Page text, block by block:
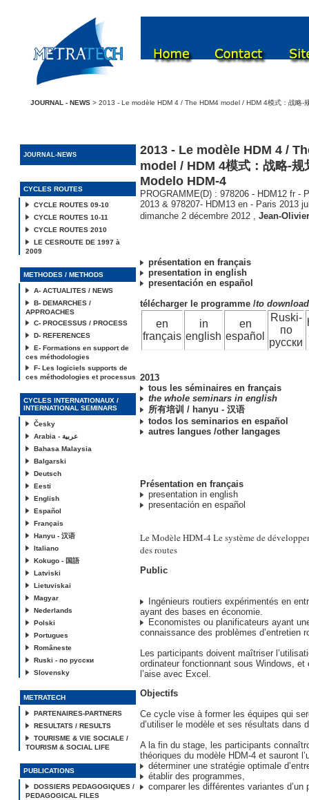
JOURNAL - NEWS > 2013 - Le modèle HDM 4 / The HDM4 model / HDM 4模式：战略-
JOURNAL-NEWS
CYCLES ROUTES
CYCLE ROUTES 09-10
CYCLE ROUTES 10-11
CYCLE ROUTES 2010
LE CESROUTE DE 1997 à
2009
METHODES / METHODS
A- ACTUALITES / NEWS
B- DEMARCHES /
APPROACHES
C- PROCESSUS / PROCESS
D- REFERENCES
E- Formations en support de
ces méthodologies
F- Les logiciels supports de
ces méthodologies et processus
CYCLES INTERNATIONAUX /
INTERNATIONAL SEMINARS
Česky
Arabia - عربية
Bahasa Malaysia
Balgarski
Deutsch
Eesti
English
Español
Français
Hanyu - 汉语
Italiano
Kokugo - 国語
Latviski
Lietuviskai
Magyar
Nederlands
Polski
Portugues
Româneste
Ruski - по русски
Slovensky
METRATECH
PARTENAIRES-PARTNERS
RESULTATS / RESULTS
TOURISME & VIE SOCIALE /
TOURISM & SOCIAL LIFE
PUBLICATIONS
DOSSIERS PEDAGOGIQUES /
PEDAGOGICAL FILES
2013 - Le modèle HDM 4 /
model / HDM 4模式：战略-规
Modelo HDM-4
PROGRAMME(D) : 978206 - HDM12 fr -
2013 & 978207- HDM13 en - Paris 2013
dimanche 2 décembre 2012 , Jean-
présentation en français
presentation in english
presentación en español
télécharger le programme /to
en
français
in
english
en
español
Ruski-
по
русски
2013
tous les séminaires en français
the whole seminars in english
所有培训 / hanyu - 汉语
todos los seminarios en español
autres langues /other langages
Présentation en français
presentation in english
presentación en español
Le Modèle HDM-4 Le système de
des routes
Public
Ingénieurs routiers expérimentés en
ayant des bases en économie.
Economistes ou planificateurs ayant
connaissance des problèmes d’entretien
Les participants doivent maîtriser
ordinateur fonctionnant sous Windows, et
l’aise avec Excel.
Objectifs
Ce cycle vise à former les équipes qui
d’utiliser le modèle et ses résultats dans
A la fin du stage, les participants
théoriques du modèle HDM-4 et sauront
déterminer une stratégie optimale
établir des programmes,
comparer les différentes variantes d’un